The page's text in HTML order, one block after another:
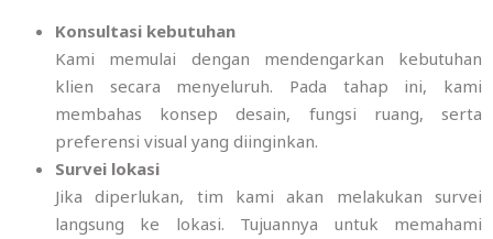
Konsultasi kebutuhan
Kami memulai dengan mendengarkan kebutuhan
klien secara menyeluruh. Pada tahap ini, kami
membahas konsep desain, fungsi ruang, serta
preferensi visual yang diinginkan.
Survei lokasi
Jika diperlukan, tim kami akan melakukan survei
langsung ke lokasi. Tujuannya untuk memahami